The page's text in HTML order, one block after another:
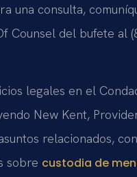
una consulta,
Counsel del bufete al
legales en el
New Kent,
relacionados,
sobre custodia de